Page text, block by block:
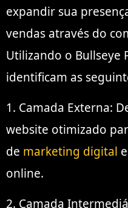
expandir sua
vendas através do
Utilizando o Bullseye
identificam as
1. Camada Externa:
website otimizado
de marketing digital
online.
2. Camada